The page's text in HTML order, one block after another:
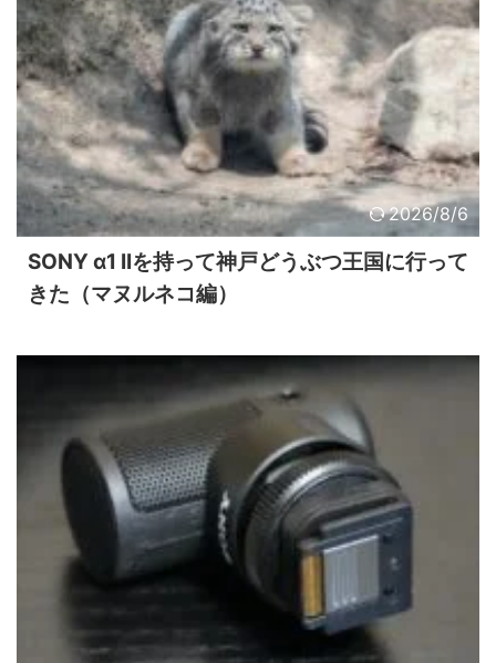
2026/8/6
SONY α1 IIを持って神戸どうぶつ王国に行って
きた（マヌルネコ編）